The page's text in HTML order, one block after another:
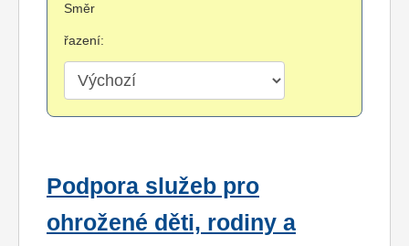
Směr
řazení:
Podpora služeb pro
ohrožené děti, rodiny a